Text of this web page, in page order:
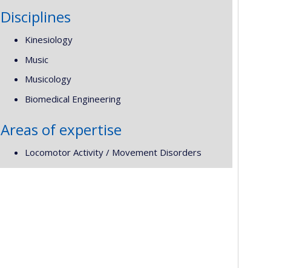
Disciplines
Kinesiology
Music
Musicology
Biomedical Engineering
Areas of expertise
Locomotor Activity / Movement Disorders